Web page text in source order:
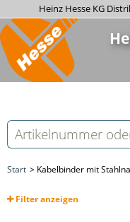
Heinz Hesse KG
Start Kabelbinder mit
Filteranzeigen